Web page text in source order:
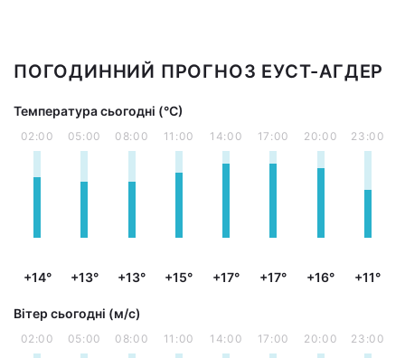
ПОГОДИННИЙ ПРОГНОЗ ЕУСТ-АГДЕР
Температура сьогодні (°С)
02:00
+14°
05:00
+13°
08:00
+13°
11:00
+15°
14:00
+17°
17:00
+17°
20:00
+16°
23:00
+11°
Вітер сьогодні (м/с)
02:00 05:00 08:00 11:00 14:00 17:00 20:00 23:00